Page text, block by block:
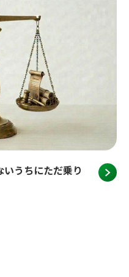
うちにただ乗り